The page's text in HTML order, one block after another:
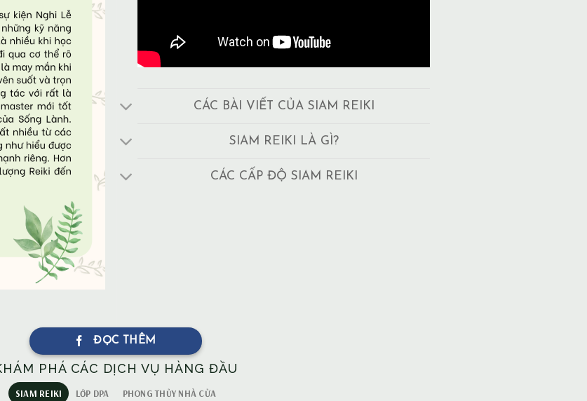
CÁC BÀI VIẾT CỦA SIAM REIKI
SIAM REIKI LÀ GÌ?
CÁC CẤP ĐỘ SIAM REIKI
ĐỌC THÊM
KHÁM PHÁ CÁC DỊCH VỤ HÀNG ĐẦU
SIAM REIKI